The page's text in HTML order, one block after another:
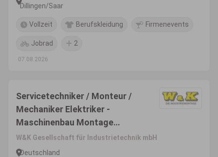
Dillingen/Saar
Vollzeit Berufskleidung Firmenevents
Jobrad 2
07.08.2026
Servicetechniker / Monteur /
Mechaniker Elektriker -
Maschinenbau Montage
Pharma Medizintechnik
(m/w/d)
W&K Gesellschaft für Industrietechnik mbH
Deutschland